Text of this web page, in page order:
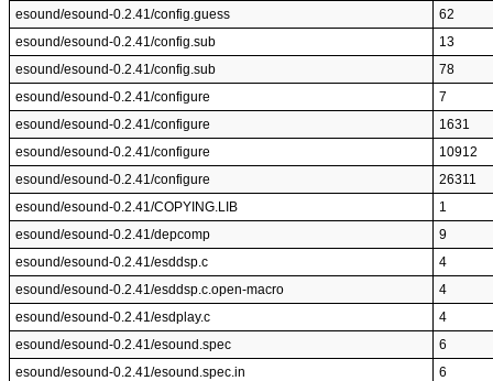
esound/esound-0.2.41/config.guess
62
esound/esound-0.2.41/config.sub
13
esound/esound-0.2.41/config.sub
78
esound/esound-0.2.41/configure
7
esound/esound-0.2.41/configure
1631
esound/esound-0.2.41/configure
10912
esound/esound-0.2.41/configure
26311
esound/esound-0.2.41/COPYING.LIB
1
esound/esound-0.2.41/depcomp
9
esound/esound-0.2.41/esddsp.c
4
esound/esound-0.2.41/esddsp.c.open-macro
4
esound/esound-0.2.41/esdplay.c
4
esound/esound-0.2.41/esound.spec
6
esound/esound-0.2.41/esound.spec.in
6